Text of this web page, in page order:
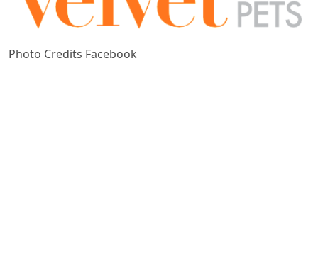
Photo Credits Facebook